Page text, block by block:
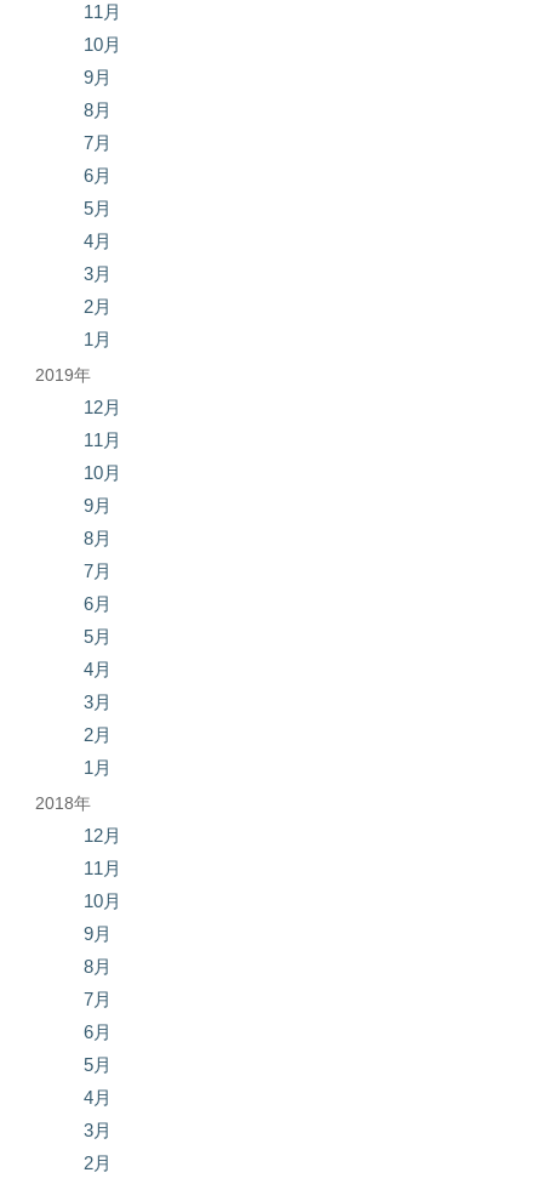
11月
10月
9月
8月
7月
6月
5月
4月
3月
2月
1月
2019年
12月
11月
10月
9月
8月
7月
6月
5月
4月
3月
2月
1月
2018年
12月
11月
10月
9月
8月
7月
6月
5月
4月
3月
2月